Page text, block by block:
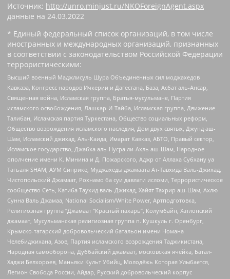
Источник: http://unro.minjust.ru/NKOForeignAgent.aspx
данные на 24.03.2022
* Единый федеральный список организаций, в том числе
иностранных и международных организаций, признанных
в соответствии с законодательством Российской Федерации
террористическими:
Высший военный Маджлисуль Шура Объединенных сил моджахедов
Кавказа, Конгресс народов Ичкерии и Дагестана, База, Асбат аль-Ансар,
Священная война, Исламская группа, Братья-мусульмане, Партия
исламского освобождения, Лашкар-И-Тайба, Исламская группа, Движение
Талибан, Исламская партия Туркестана, Общество социальных реформ,
Общество возрождения исламского наследия, Дом двух святых, Джунд аш-
Шам, Исламский джихад, Аль-Каида, Имарат Кавказ, АБТО, Правый сектор,
Исламское государство, Джабха аль-Нусра ли-Ахль аш-Шам, Народное
ополчение имени К. Минина и Д. Пожарского, Аджр от Аллаха Субхану уа
Тагьаля SHAM, АУМ Синрике, Муджахеды джамаата Ат-Тавхида Валь-Джихад,
Чистопольский Джамаат, Рохнамо ба суи давлати исломи, Террористическое
сообщество Сеть, Катиба Таухид валь-Джихад, Хайят Тахрир аш-Шам, Ахлю
Сунна Валь Джамаа, National Socialism/White Power, Артподготовка,
Религиозная группа “Джамаат “Красный пахарь”, Колумбайн, Хатлонский
джамаат, Мусульманская религиозная группа п. Кушкуль г. Оренбург,
Крымско-татарский добровольческий батальон имени Номана
Челебиджихана, Азов, Партия исламского возрождения Таджикистана,
Народная самооборона, Дуббайский джамаат, московская ячейка, Батал-
Хаджи Белхороев, Маньяки Культ Убийц, Молодёжь Которая Улыбается,
Легион Свобода России, Айдар, Русский добровольческий корпус